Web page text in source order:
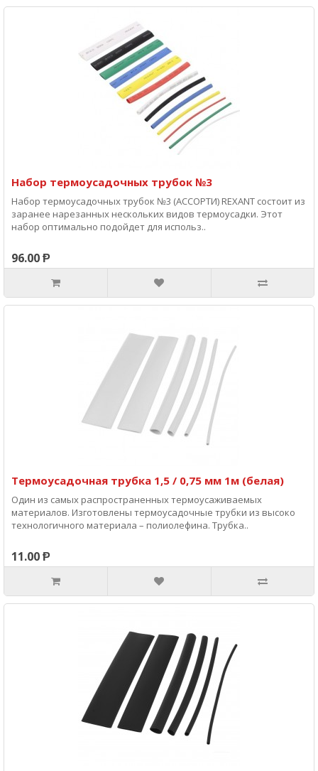
Набор термоусадочных трубок №3
Набор термоусадочных трубок №3 (АССОРТИ) REXANT состоит из
заранее нарезанных нескольких видов термоусадки. Этот
набор оптимально подойдет для использ..
96.00 Ᵽ
Термоусадочная трубка 1,5 / 0,75 мм 1м (белая)
Один из самых распространенных термоусаживаемых
материалов. Изготовлены термоусадочные трубки из высоко
технологичного материала – полиолефина. Трубка..
11.00 Ᵽ